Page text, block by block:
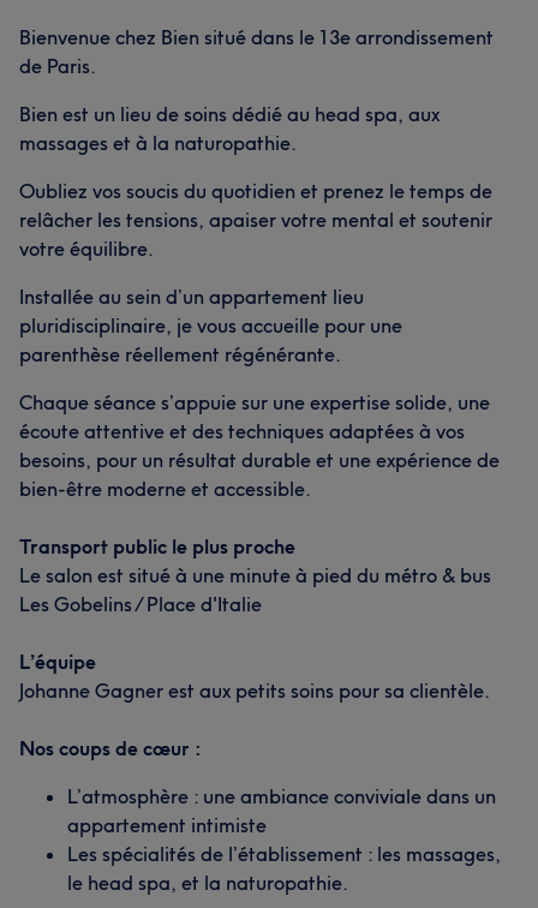
Bienvenue chez Bien situé dans le 13e arrondissement
de Paris.
Bien est un lieu de soins dédié au head spa, aux
massages et à la naturopathie.
Oubliez vos soucis du quotidien et prenez le temps de
relâcher les tensions, apaiser votre mental et soutenir
votre équilibre.
Installée au sein d’un appartement lieu
pluridisciplinaire, je vous accueille pour une
parenthèse réellement régénérante.
Chaque séance s’appuie sur une expertise solide, une
écoute attentive et des techniques adaptées à vos
besoins, pour un résultat durable et une expérience de
bien-être moderne et accessible.
Transport public le plus proche
Le salon est situé à une minute à pied du métro & bus
Les Gobelins / Place d'Italie
L’équipe
Johanne Gagner est aux petits soins pour sa clientèle.
Nos coups de cœur :
L’atmosphère : une ambiance conviviale dans un
appartement intimiste
Les spécialités de l’établissement : les massages,
le head spa, et la naturopathie.